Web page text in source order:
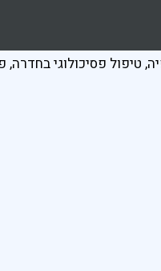
טיפול פסיכולוגי